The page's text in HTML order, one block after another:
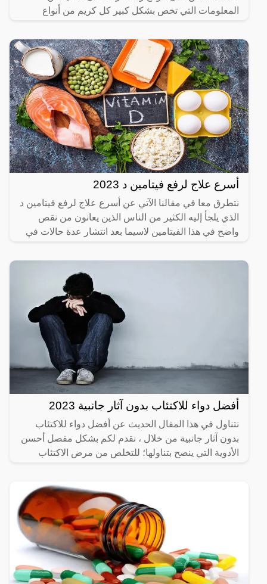
المعلومات التي تخص بشكل كبير كل كريم من أنواع
أسرع علاج لرفع فيتامين د 2023
نتطرق معا في مقالنا الآتي عن أسرع علاج لرفع فيتامين د
الذي يلجأ إليه الكثير من الناس الذين يعانون من نقص
واضح في هذا الفيتامين لاسيما بعد انتشار عدة حالات في
أفضل دواء للاكتئاب بدون آثار جانبية 2023
نتناول في هذا المقال الحديث عن أفضل دواء للاكتئاب
بدون آثار جانبية من خلال ، نقدم لكم بشكل مفصل أحسن
الأدوية التي ينصح بتناولها؛ للتخلص من مرض الاكتئاب